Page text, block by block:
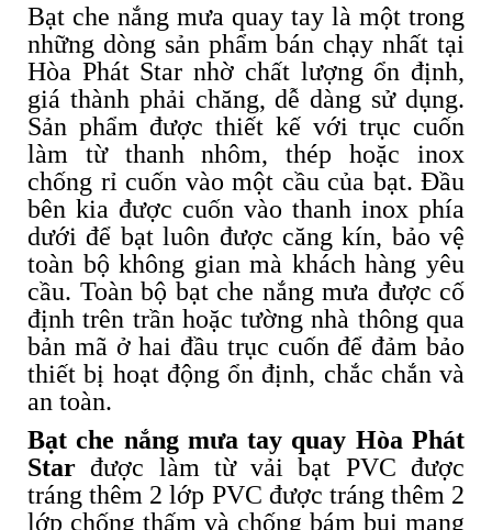
Bạt che nắng mưa quay tay là một trong
những dòng sản phẩm bán chạy nhất tại
Hòa Phát Star nhờ chất lượng ổn định,
giá thành phải chăng, dễ dàng sử dụng.
Sản phẩm được thiết kế với trục cuốn
làm từ thanh nhôm, thép hoặc inox
chống rỉ cuốn vào một cầu của bạt. Đầu
bên kia được cuốn vào thanh inox phía
dưới để bạt luôn được căng kín, bảo vệ
toàn bộ không gian mà khách hàng yêu
cầu. Toàn bộ bạt che nắng mưa được cố
định trên trần hoặc tường nhà thông qua
bản mã ở hai đầu trục cuốn để đảm bảo
thiết bị hoạt động ổn định, chắc chắn và
an toàn.
Bạt che nắng mưa tay quay Hòa Phát
Star được làm từ vải bạt PVC được
tráng thêm 2 lớp PVC được tráng thêm 2
lớp chống thấm và chống bám bụi mang